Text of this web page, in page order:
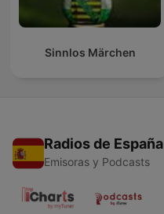
Sinnlos Märchen
Radios de España
Emisoras y Podcasts